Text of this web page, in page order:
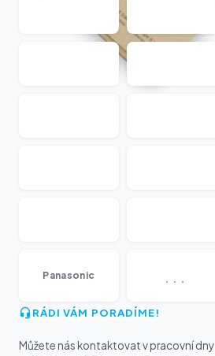
Panasonic ...
RÁDI VÁM PORADÍME!
Můžete nás kontaktovat v pracovní dny